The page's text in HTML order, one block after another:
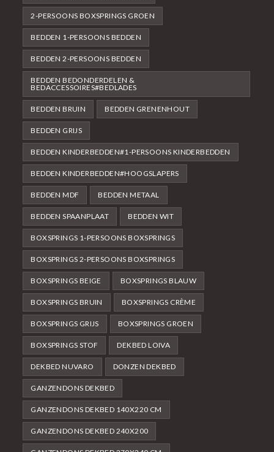
2-PERSOONS BOXSPRINGS GROEN
BEDDEN 1-PERSOONS BEDDEN
BEDDEN 2-PERSOONS BEDDEN
BEDDEN BEDONDERDELEN &
BEDACCESSOIRES#BEDLADES
BEDDEN BRUIN BEDDEN GRENENHOUT
BEDDEN GRIJS
BEDDEN KINDERBEDDEN#1-PERSOONS KINDERBEDDEN
BEDDEN KINDERBEDDEN#HOOGSLAPERS
BEDDEN MDF BEDDEN METAAL
BEDDEN SPAANPLAAT BEDDEN WIT
BOXSPRINGS 1-PERSOONS BOXSPRINGS
BOXSPRINGS 2-PERSOONS BOXSPRINGS
BOXSPRINGS BEIGE BOXSPRINGS BLAUW
BOXSPRINGS BRUIN BOXSPRINGS CRÈME
BOXSPRINGS GRIJS BOXSPRINGS GROEN
BOXSPRINGS STOF DEKBED LOIVA
DEKBED NUVARO DONZEN DEKBED
GANZENDONS DEKBED
GANZENDONS DEKBED 140X220 CM
GANZENDONS DEKBED 240X200